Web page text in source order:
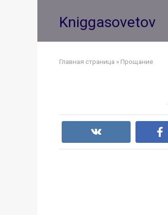
Kniggasovetov
Главная страница » Прощание